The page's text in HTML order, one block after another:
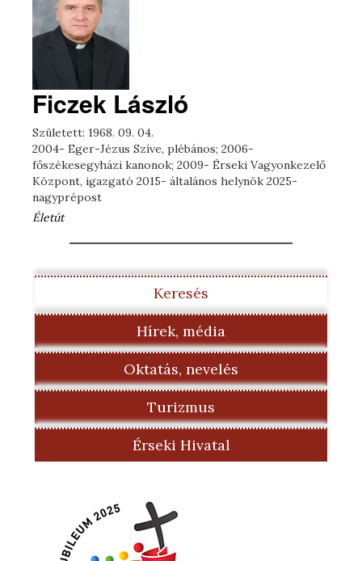
Ficzek László
Született: 1968. 09. 04.
2004- Eger-Jézus Szíve, plébános; 2006-
főszékesegyházi kanonok; 2009- Érseki Vagyonkezelő
Központ, igazgató 2015- általános helynök 2025-
nagyprépost
Életút
Keresés
Hírek, média
Oktatás, nevelés
Turizmus
Érseki Hivatal